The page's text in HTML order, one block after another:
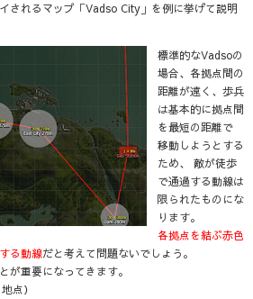
されるマップ「Vadso City」を例に挙げて説明
標準的なVadsoの
場合、各拠点間の
距離が遠く、歩兵
は基本的に拠点間
を最短の距離で
移動しようとする
ため、 敵が徒歩
で通過する動線は
限られたものにな
ります。
各拠点を結ぶ赤色
る動線だと考えて問題ないでしょう。
が重要になってきます。
点）